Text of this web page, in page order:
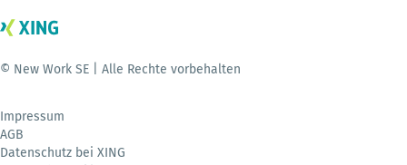
© New Work SE | Alle Rechte vorbehalten
Impressum
AGB
Datenschutz bei XING